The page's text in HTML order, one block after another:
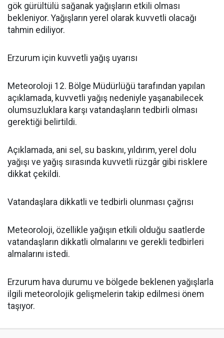
gök gürültülü sağanak yağışların etkili olması
bekleniyor. Yağışların yerel olarak kuvvetli olacağı
tahmin ediliyor.
Erzurum için kuvvetli yağış uyarısı
Meteoroloji 12. Bölge Müdürlüğü tarafından yapılan
açıklamada, kuvvetli yağış nedeniyle yaşanabilecek
olumsuzluklara karşı vatandaşların tedbirli olması
gerektiği belirtildi.
Açıklamada, ani sel, su baskını, yıldırım, yerel dolu
yağışı ve yağış sırasında kuvvetli rüzgâr gibi risklere
dikkat çekildi.
Vatandaşlara dikkatli ve tedbirli olunması çağrısı
Meteoroloji, özellikle yağışın etkili olduğu saatlerde
vatandaşların dikkatli olmalarını ve gerekli tedbirleri
almalarını istedi.
Erzurum hava durumu ve bölgede beklenen yağışlarla
ilgili meteorolojik gelişmelerin takip edilmesi önem
taşıyor.